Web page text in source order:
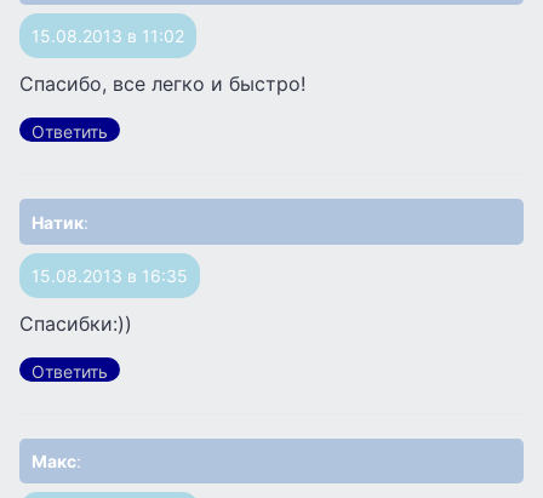
15.08.2013 в 11:02
Спасибо, все легко и быстро!
Ответить
Натик:
15.08.2013 в 16:35
Спасибки:))
Ответить
Макс: